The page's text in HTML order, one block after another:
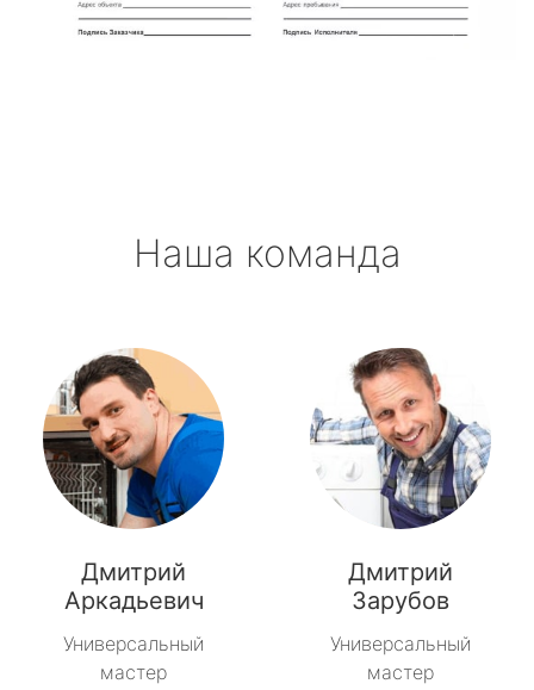
Наша команда
Дмитрий
Аркадьевич
Универсальный
мастер
Дмитрий
Зарубов
Универсальный
мастер